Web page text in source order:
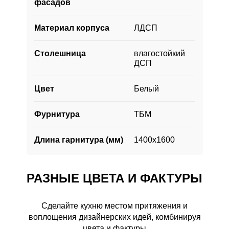
фасадов
Материал корпуса ЛДСП
Столешница
влагостойкий
ДСП
Цвет Белый
Фурнитура ТБМ
Длина гарнитура (мм) 1400х1600
РАЗНЫЕ ЦВЕТА И ФАКТУРЫ
Сделайте кухню местом притяжения и
воплощения дизайнерских идей, комбинируя
РАЗНЫЕ ЦВЕТА И ФАКТУРЫ